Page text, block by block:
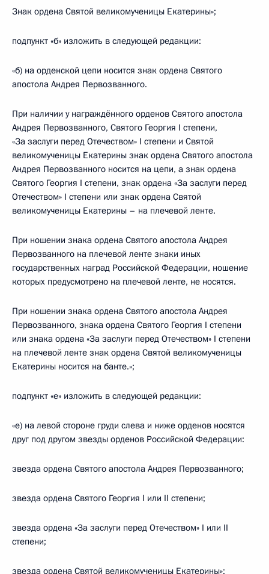
Знак ордена Святой великомученицы Екатерины»;
подпункт «б» изложить в следующей редакции:
«б) на орденской цепи носится знак ордена Святого
апостола Андрея Первозванного.
При наличии у награждённого орденов Святого апостола
Андрея Первозванного, Святого Георгия I степени,
«За заслуги перед Отечеством» I степени и Святой
великомученицы Екатерины знак ордена Святого апостола
Андрея Первозванного носится на цепи, а знак ордена
Святого Георгия I степени, знак ордена «За заслуги перед
Отечеством» I степени или знак ордена Святой
великомученицы Екатерины – на плечевой ленте.
При ношении знака ордена Святого апостола Андрея
Первозванного на плечевой ленте знаки иных
государственных наград Российской Федерации, ношение
которых предусмотрено на плечевой ленте, не носятся.
При ношении знака ордена Святого апостола Андрея
Первозванного, знака ордена Святого Георгия I степени
или знака ордена «За заслуги перед Отечеством» I степени
на плечевой ленте знак ордена Святой великомученицы
Екатерины носится на банте.»;
подпункт «е» изложить в следующей редакции:
«е) на левой стороне груди слева и ниже орденов носятся
друг под другом звезды орденов Российской Федерации:
звезда ордена Святого апостола Андрея Первозванного;
звезда ордена Святого Георгия I или II степени;
звезда ордена «За заслуги перед Отечеством» I или II
степени;
звезда ордена Святой великомученицы Екатерины»;